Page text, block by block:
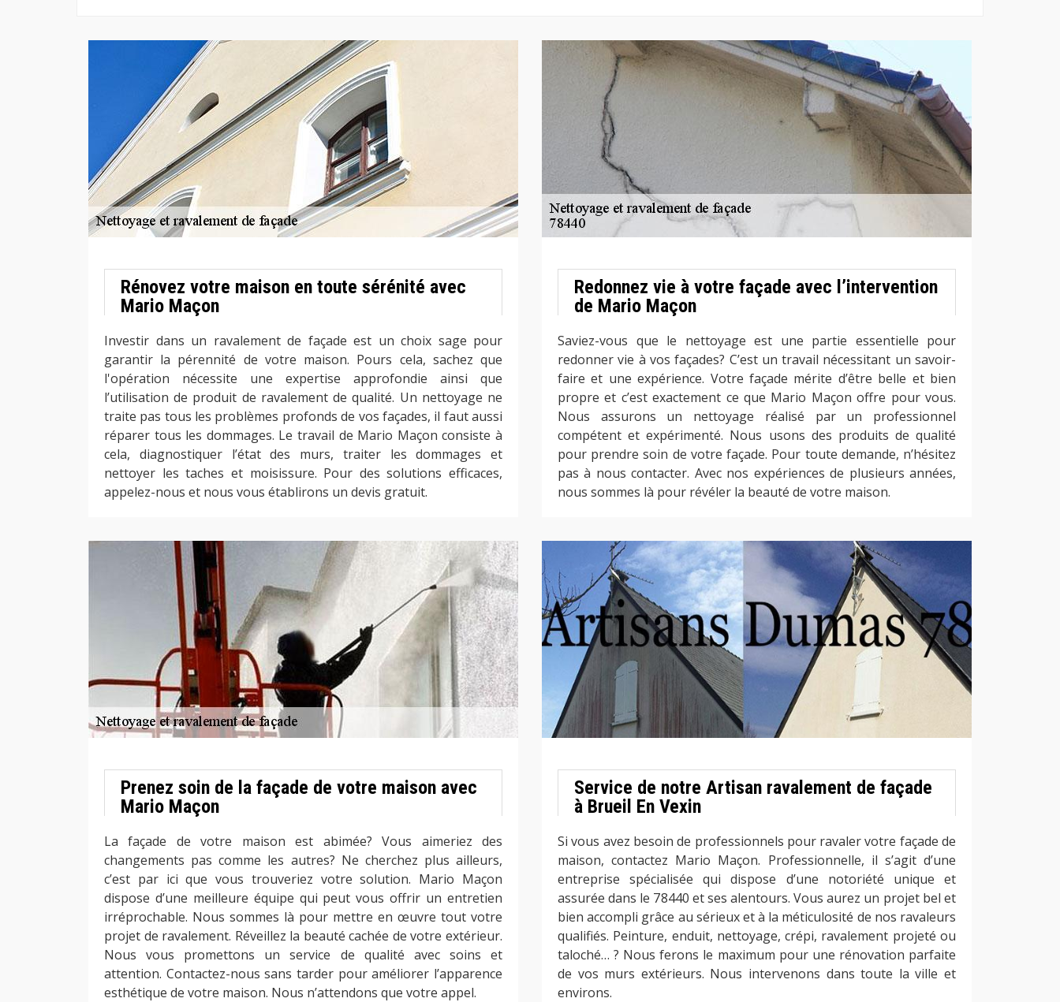
Rénovez votre maison en toute sérénité avec
Mario Maçon
Investir dans un ravalement de façade est un choix sage pour
garantir la pérennité de votre maison. Pours cela, sachez que
l'opération nécessite une expertise approfondie ainsi que
l’utilisation de produit de ravalement de qualité. Un nettoyage ne
traite pas tous les problèmes profonds de vos façades, il faut aussi
réparer tous les dommages. Le travail de Mario Maçon consiste à
cela, diagnostiquer l’état des murs, traiter les dommages et
nettoyer les taches et moisissure. Pour des solutions efficaces,
appelez-nous et nous vous établirons un devis gratuit.
Redonnez vie à votre façade avec l’intervention
de Mario Maçon
Saviez-vous que le nettoyage est une partie essentielle pour
redonner vie à vos façades? C’est un travail nécessitant un savoir-
faire et une expérience. Votre façade mérite d’être belle et bien
propre et c’est exactement ce que Mario Maçon offre pour vous.
Nous assurons un nettoyage réalisé par un professionnel
compétent et expérimenté. Nous usons des produits de qualité
pour prendre soin de votre façade. Pour toute demande, n’hésitez
pas à nous contacter. Avec nos expériences de plusieurs années,
nous sommes là pour révéler la beauté de votre maison.
Prenez soin de la façade de votre maison avec
Mario Maçon
La façade de votre maison est abimée? Vous aimeriez des
changements pas comme les autres? Ne cherchez plus ailleurs,
c’est par ici que vous trouveriez votre solution. Mario Maçon
dispose d’une meilleure équipe qui peut vous offrir un entretien
irréprochable. Nous sommes là pour mettre en œuvre tout votre
projet de ravalement. Réveillez la beauté cachée de votre extérieur.
Nous vous promettons un service de qualité avec soins et
attention. Contactez-nous sans tarder pour améliorer l’apparence
esthétique de votre maison. Nous n’attendons que votre appel.
Service de notre Artisan ravalement de façade
à Brueil En Vexin
Si vous avez besoin de professionnels pour ravaler votre façade de
maison, contactez Mario Maçon. Professionnelle, il s’agit d’une
entreprise spécialisée qui dispose d’une notoriété unique et
assurée dans le 78440 et ses alentours. Vous aurez un projet bel et
bien accompli grâce au sérieux et à la méticulosité de nos ravaleurs
qualifiés. Peinture, enduit, nettoyage, crépi, ravalement projeté ou
taloché… ? Nous ferons le maximum pour une rénovation parfaite
de vos murs extérieurs. Nous intervenons dans toute la ville et
environs.